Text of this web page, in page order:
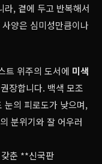
, 곁에 두고 반복해서
양은 심미성만큼이나
트 위주의 도서에 미색
장합니다. 백색 모조
눈의 피로도가 낮으며,
분위기와 잘 어우러
춘 **신국판